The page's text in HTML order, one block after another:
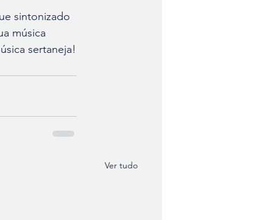
sintonizado
música
sertaneja!
Ver tudo